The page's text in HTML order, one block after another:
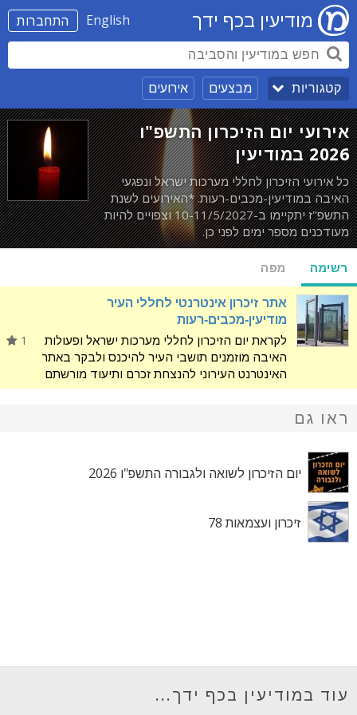
התחברות English מודיעין בכף ידך
קטגוריות מבצעים אירועים
אירועי יום הזיכרון התשפ"ו
2026 במודיעין
כל אירועי הזיכרון לחללי מערכות ישראל ונפגעי
האיבה במודיעין-מכבים-רעות. *האירועים לשנת
התשפ"ז יתקיימו ב-10-11/5/2027 וצפויים להיות
מעודכנים מספר ימים לפני כן.
רשימה מפה
אתר זיכרון אינטרנטי לחללי העיר
מודיעין-מכבים-רעות
1
לקראת יום הזיכרון לחללי מערכות ישראל ופעולות
האיבה מוזמנים תושבי העיר להיכנס ולבקר באתר
האינטרנט העירוני להנצחת זכרם ותיעוד מורשתם
של בני ובנות העיר שנפלו. אתר ההנצחה, שנחנך
ראו גם
יום הזיכרון לשואה ולגבורה התשפ"ו 2026
זיכרון ועצמאות 78
עוד במודיעין בכף ידך...